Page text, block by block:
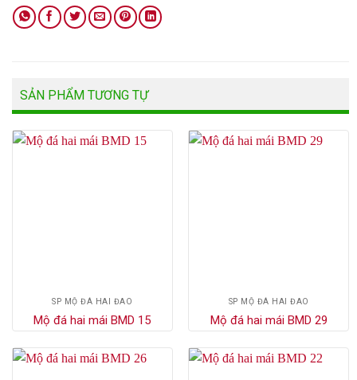
SẢN PHẨM TƯƠNG TỰ
SP MỘ ĐÁ HAI ĐAO
Mộ đá hai mái BMD 15
SP MỘ ĐÁ HAI ĐAO
Mộ đá hai mái BMD 29